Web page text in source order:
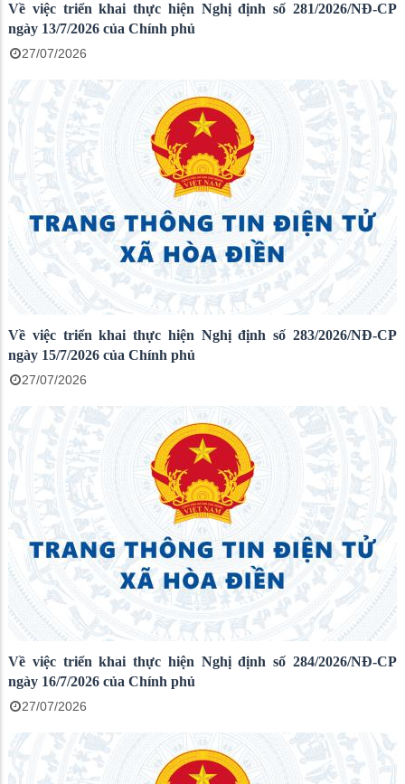
Về việc triển khai thực hiện Nghị định số 281/2026/NĐ-CP
ngày 13/7/2026 của Chính phủ
27/07/2026
Về việc triển khai thực hiện Nghị định số 283/2026/NĐ-CP
ngày 15/7/2026 của Chính phủ
27/07/2026
Về việc triển khai thực hiện Nghị định số 284/2026/NĐ-CP
ngày 16/7/2026 của Chính phủ
27/07/2026